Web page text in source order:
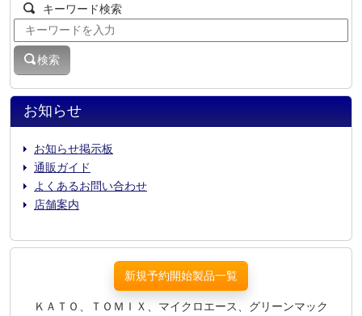
お知らせ
お知らせ掲示板
通販ガイド
よくあるお問い合わせ
店舗案内
キーワード検索
検索
新規予約開始製品一覧
ＫＡＴＯ、ＴＯＭＩＸ、マイクロエース、グリーンマック